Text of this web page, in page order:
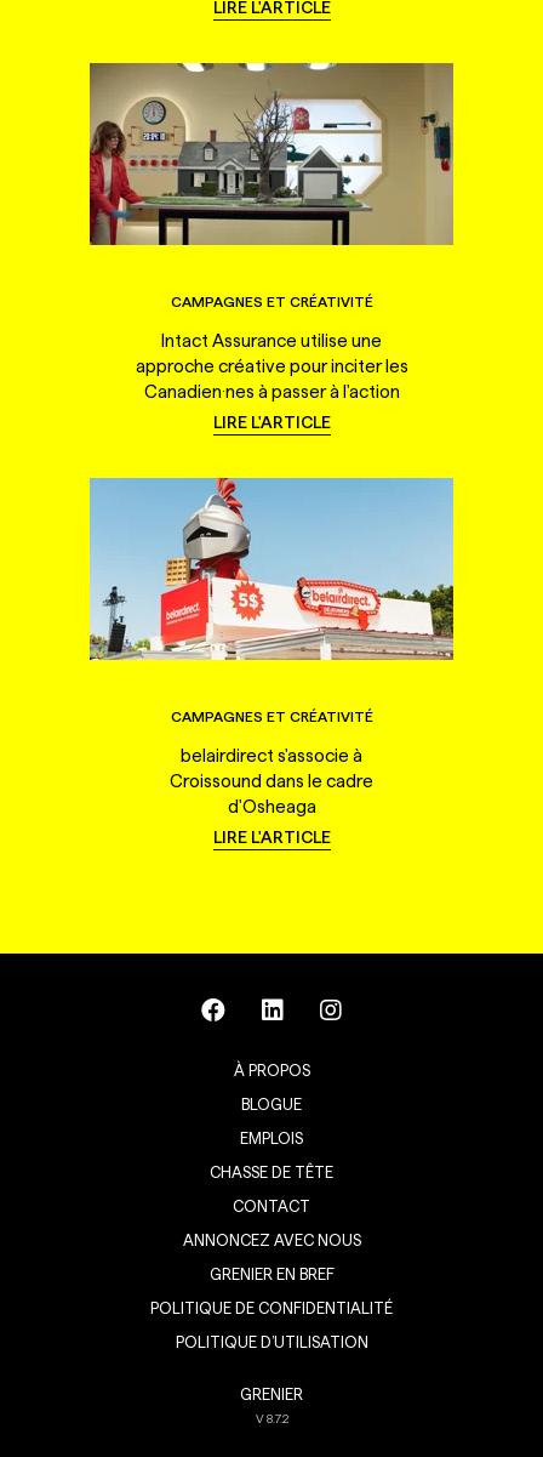
LIRE L'ARTICLE
CAMPAGNES ET CRÉATIVITÉ
Intact Assurance utilise une
approche créative pour inciter les
Canadien·nes à passer à l'action
LIRE L'ARTICLE
CAMPAGNES ET CRÉATIVITÉ
belairdirect s'associe à
Croissound dans le cadre
d'Osheaga
LIRE L'ARTICLE
À PROPOS
BLOGUE
EMPLOIS
CHASSE DE TÊTE
CONTACT
ANNONCEZ AVEC NOUS
GRENIER EN BREF
POLITIQUE DE CONFIDENTIALITÉ
POLITIQUE D’UTILISATION
GRENIER
V8.7.2